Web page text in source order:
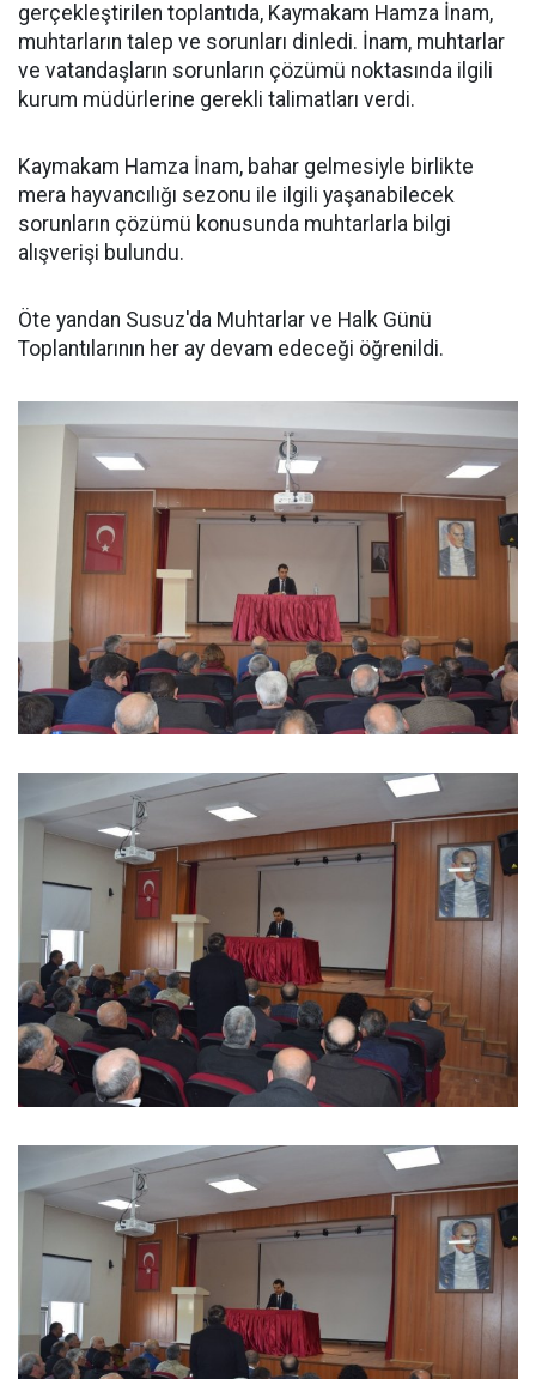
gerçekleştirilen toplantıda, Kaymakam Hamza İnam,
muhtarların talep ve sorunları dinledi. İnam, muhtarlar
ve vatandaşların sorunların çözümü noktasında ilgili
kurum müdürlerine gerekli talimatları verdi.
Kaymakam Hamza İnam, bahar gelmesiyle birlikte
mera hayvancılığı sezonu ile ilgili yaşanabilecek
sorunların çözümü konusunda muhtarlarla bilgi
alışverişi bulundu.
Öte yandan Susuz'da Muhtarlar ve Halk Günü
Toplantılarının her ay devam edeceği öğrenildi.